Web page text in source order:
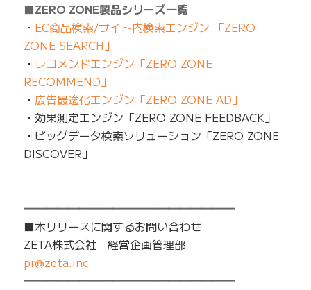
■ZERO ZONE製品シリーズ一覧
・ EC商品検索/サイト内検索エンジン 「ZERO
ZONE SEARCH」
・ レコメンドエンジン「ZERO ZONE
RECOMMEND」
・ 広告最適化エンジン「ZERO ZONE AD」
・効果測定エンジン「ZERO ZONE FEEDBACK」
・ビッグデータ検索ソリューション「ZERO ZONE
DISCOVER」
━━━━━━━━━━━━━━━━━━━
■本リリースに関するお問い合わせ
ZETA株式会社 経営企画管理部
pr@zeta.inc
━━━━━━━━━━━━━━━━━━━